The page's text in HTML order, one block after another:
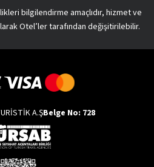
bilgilendirme amaçlıdır, hizmet ve
Otel’ler tarafından değişitirilebilir.
A.ŞBelge No: 728